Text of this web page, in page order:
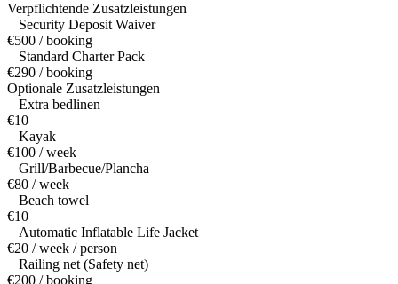
Verpflichtende Zusatzleistungen
Security Deposit Waiver
€500 / booking
Standard Charter Pack
€290 / booking
Optionale Zusatzleistungen
Extra bedlinen
€10
Kayak
€100 / week
Grill/Barbecue/Plancha
€80 / week
Beach towel
€10
Automatic Inflatable Life Jacket
€20 / week / person
Railing net (Safety net)
€200 / booking